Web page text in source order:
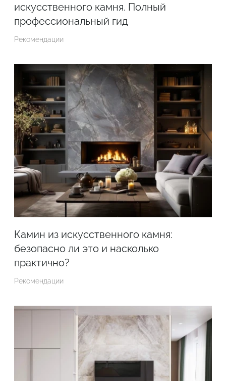
искусственного камня. Полный
профессиональный гид
Рекомендации
Камин из искусственного камня:
безопасно ли это и насколько
практично?
Рекомендации